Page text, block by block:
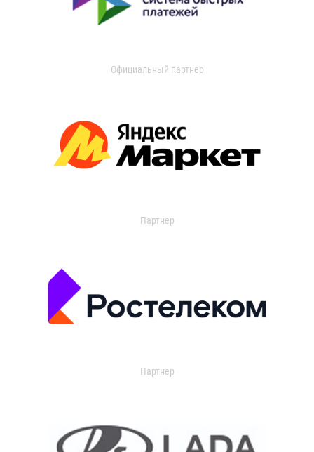
Официальный партнер
Партнер
Партнер